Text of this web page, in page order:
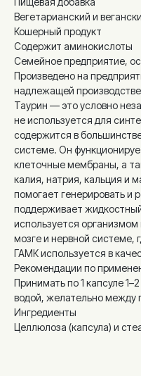
Вегетарианский и
Кошерный продукт
Содержит аминокислоты
Семейное предприятие,
Произведено на
надлежащей
Таурин — это условно
не используется для
содержится в
системе. Он
клеточные мембраны, а
калия, натрия, кальция и
помогает генерировать и
поддерживает
используется организмом
мозге и нервной системе,
ГАМК используется в
Рекомендации по
Принимать по 1 капсуле
водой, желательно между
Ингредиенты
Целлюлоза (капсула) и